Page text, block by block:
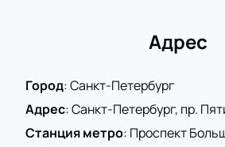
Адрес
Город:Санкт-Петербург
Адрес:Санкт-Петербург, пр.
Станция метро: Проспект